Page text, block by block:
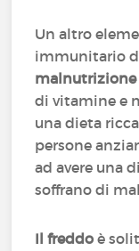
Un altro
immunitario
di vitamine e
una dieta
persone
ad avere una
soffrano di
Il freddoè